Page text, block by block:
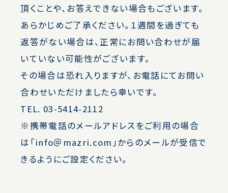
頂くことや、お答えできない場合もございます。
あらかじめご了承ください。１週間を過ぎても
返答がない場合は、正常にお問い合わせが届
いていない可能性がございます。
その場合は恐れ入りますが、お電話にてお問い
合わせいただけましたら幸いです。
TEL. 03-5414-2112
※携帯電話のメールアドレスをご利用の場合
は「info＠mazri.com」からのメールが受信で
きるようにご設定ください。